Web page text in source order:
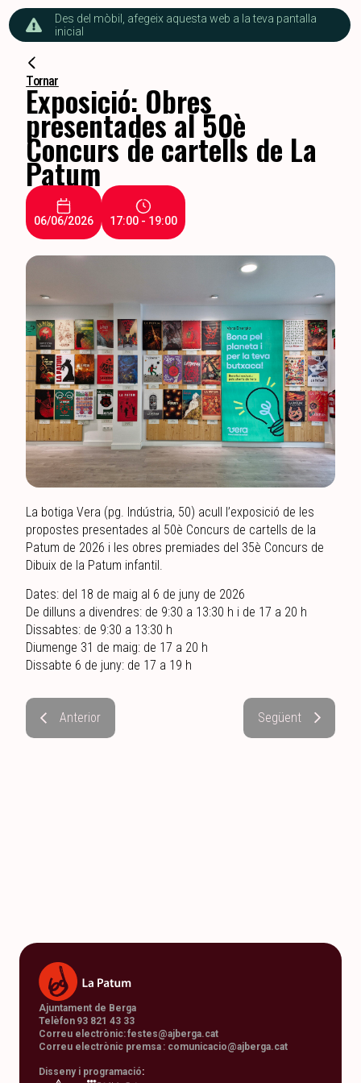
Des del mòbil, afegeix aquesta web a la teva pantalla
inicial
Tornar
Exposició: Obres
presentades al 50è
Concurs de cartells de La
Patum
06/06/2026 17:00 - 19:00
La botiga Vera (pg. Indústria, 50) acull l’exposició de les
propostes presentades al 50è Concurs de cartells de la
Patum de 2026 i les obres premiades del 35è Concurs de
Dibuix de la Patum infantil.
Dates: del 18 de maig al 6 de juny de 2026
De dilluns a divendres: de 9:30 a 13:30 h i de 17 a 20 h
Dissabtes: de 9:30 a 13:30 h
Diumenge 31 de maig: de 17 a 20 h
Dissabte 6 de juny: de 17 a 19 h
Anterior Següent
Ajuntament de Berga
Telèfon 93 821 43 33
Correu electrònic:festes@ajberga.cat
Correu electrònic premsa : comunicacio@ajberga.cat
Disseny i programació: